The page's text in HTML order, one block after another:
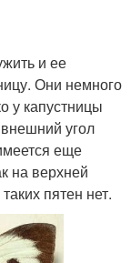
и ее
Они немного
у капустницы
угол
еще
на верхней
пятен нет.